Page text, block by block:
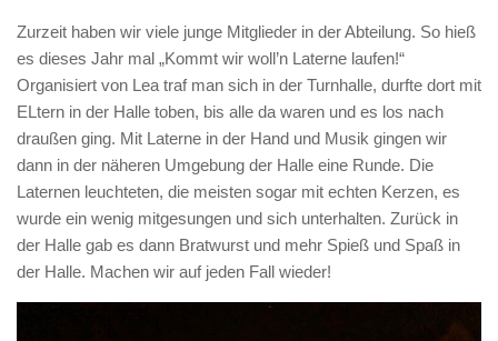
Zurzeit haben wir viele junge Mitglieder in der Abteilung. So hieß
es dieses Jahr mal „Kommt wir woll’n Laterne laufen!“
Organisiert von Lea traf man sich in der Turnhalle, durfte dort mit
ELtern in der Halle toben, bis alle da waren und es los nach
draußen ging. Mit Laterne in der Hand und Musik gingen wir
dann in der näheren Umgebung der Halle eine Runde. Die
Laternen leuchteten, die meisten sogar mit echten Kerzen, es
wurde ein wenig mitgesungen und sich unterhalten. Zurück in
der Halle gab es dann Bratwurst und mehr Spieß und Spaß in
der Halle. Machen wir auf jeden Fall wieder!